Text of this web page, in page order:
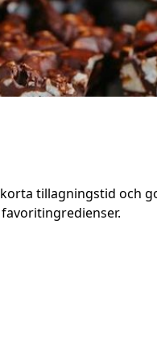
tillagningstid och